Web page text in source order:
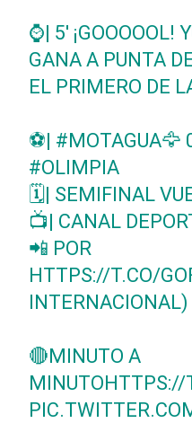
⌚| 5' ¡GOOOOOL!
GANA A PUNTA
EL PRIMERO DE
⚽| #MOTAGUA🦅
#OLIMPIA
🗓️| SEMIFINAL
📺| CANAL
📲 POR
HTTPS://T.CO/
INTERNACIONAL)
🔴MINUTO A
MINUTOHTTPS://